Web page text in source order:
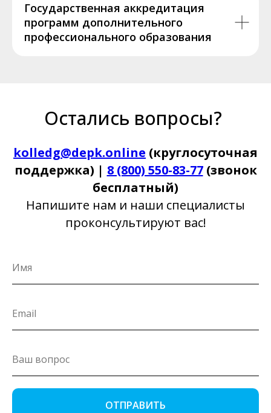
Государственная аккредитация
программ дополнительного
профессионального образования
Остались вопросы?
kolledg@depk.online (круглосуточная
поддержка) | 8 (800) 550-83-77(звонок
бесплатный)
Напишите нам и наши специалисты
проконсультируют вас!
ОТПРАВИТЬ